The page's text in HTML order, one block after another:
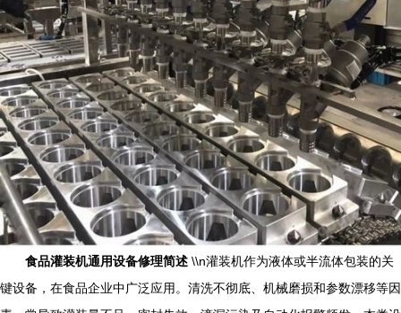
食品灌装机通用设备修理简述 \\n灌装机作为液体或半流体包装的关
键设备，在食品企业中广泛应用。清洗不彻底、机械磨损和参数漂移等因